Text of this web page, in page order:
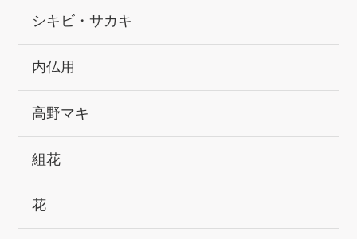
シキビ・サカキ
内仏用
高野マキ
組花
花